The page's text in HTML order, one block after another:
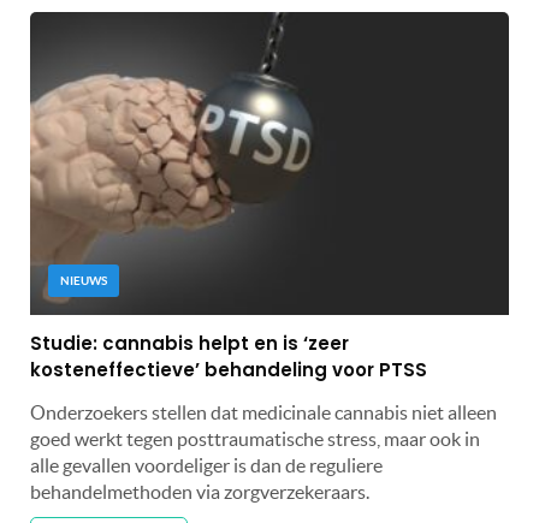
NIEUWS
Studie: cannabis helpt en is ‘zeer
kosteneffectieve’ behandeling voor PTSS
Onderzoekers stellen dat medicinale cannabis niet alleen
goed werkt tegen posttraumatische stress, maar ook in
alle gevallen voordeliger is dan de reguliere
behandelmethoden via zorgverzekeraars.